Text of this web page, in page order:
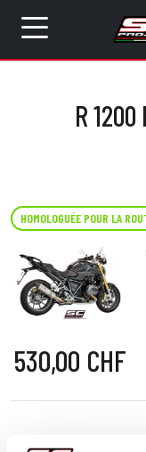
R
HOMOLOGUÉE POUR LA
530,00 CHF